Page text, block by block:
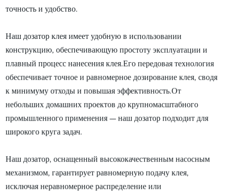
точность и удобство.
Наш дозатор клея имеет удобную в использовании
конструкцию, обеспечивающую простоту эксплуатации и
плавный процесс нанесения клея.Его передовая технология
обеспечивает точное и равномерное дозирование клея, сводя
к минимуму отходы и повышая эффективность.От
небольших домашних проектов до крупномасштабного
промышленного применения — наш дозатор подходит для
широкого круга задач.
Наш дозатор, оснащенный высококачественным насосным
механизмом, гарантирует равномерную подачу клея,
исключая неравномерное распределение или